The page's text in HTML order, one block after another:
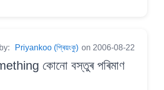
Priyankoo (প্ৰিয়ংকু) on 2006-08-22
কোনো বস্তুৰ পৰিমাণ